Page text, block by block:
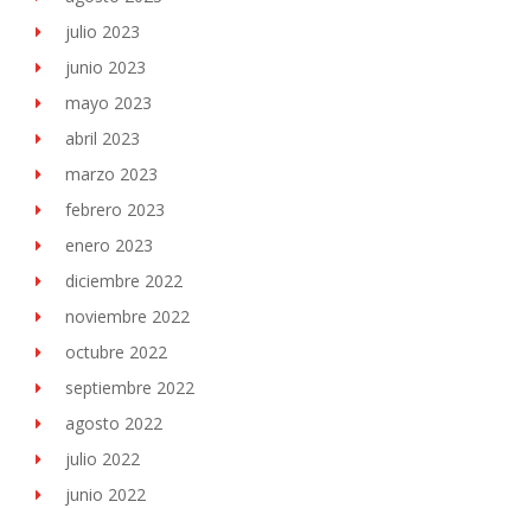
julio 2023
junio 2023
mayo 2023
abril 2023
marzo 2023
febrero 2023
enero 2023
diciembre 2022
noviembre 2022
octubre 2022
septiembre 2022
agosto 2022
julio 2022
junio 2022